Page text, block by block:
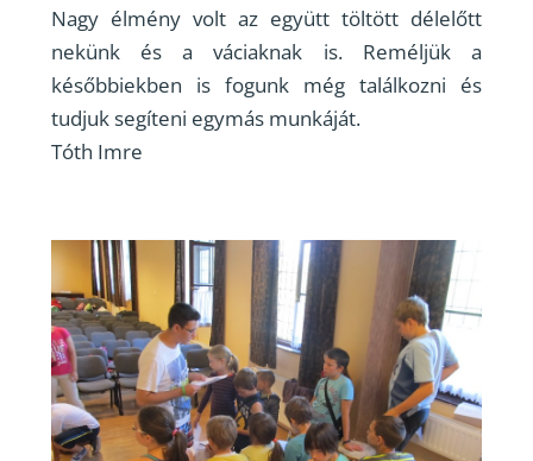
Nagy élmény volt az együtt töltött délelőtt
nekünk és a váciaknak is. Reméljük a
későbbiekben is fogunk még találkozni és
tudjuk segíteni egymás munkáját.
Tóth Imre